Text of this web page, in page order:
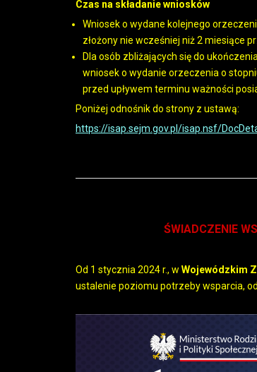
Czas na składanie wniosków
Wniosek o wydane kolejnego
złożony nie wcześniej niż 2 miesiące
Dla osób zbliżających się do
wniosek o wydanie orzeczenia o
przed upływem terminu ważności
Poniżej odnośnik do strony z ustawą:
https://isap.sejm.gov.pl/isap.nsf/
ŚWIADCZENIE
Od 1 stycznia 2024 r., w Wojewódzkim
ustalenie poziomu potrzeby wsparcia,